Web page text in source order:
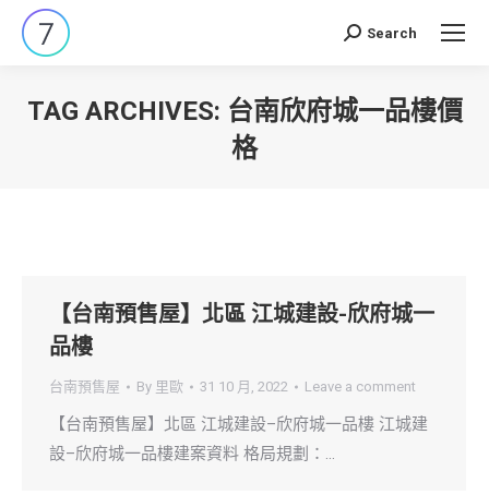
Search:
Search
TAG ARCHIVES: 台南欣府城一品樓價
格
【台南預售屋】北區 江城建設-欣府城一
品樓
台南預售屋 By 里歐 31 10 月, 2022 Leave a comment
【台南預售屋】北區 江城建設–欣府城一品樓 江城建
設–欣府城一品樓建案資料 格局規劃：…